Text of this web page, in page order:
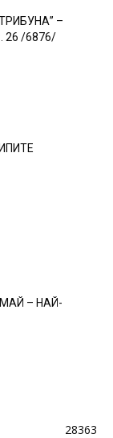
–
26 /6876/
– НАЙ-
28363